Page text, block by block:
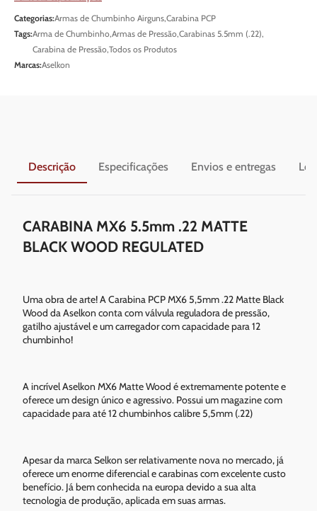
Categorias:Armas de Chumbinho Airguns,Carabina PCP
Tags:Arma de Chumbinho,Armas de Pressão,Carabinas 5.5mm (.22),
Carabina de Pressão,Todos os Produtos
Marcas:Aselkon
Descrição Especificações Envios e entregas
CARABINA MX6 5.5mm .22 MATTE
BLACK WOOD REGULATED
Uma obra de arte! A Carabina PCP MX6 5,5mm .22 Matte Black
Wood da Aselkon conta com válvula reguladora de pressão,
gatilho ajustável e um carregador com capacidade para 12
chumbinho!
A incrível Aselkon MX6 Matte Wood é extremamente potente e
oferece um design único e agressivo. Possui um magazine com
capacidade para até 12 chumbinhos calibre 5,5mm (.22)
Apesar da marca Selkon ser relativamente nova no mercado, já
oferece um enorme diferencial e carabinas com excelente custo
benefício. Já bem conhecida na europa devido a sua alta
tecnologia de produção, aplicada em suas armas.